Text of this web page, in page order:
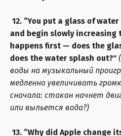
12. “You put a glass of
and begin slowly increasing
happens first — does the
does the water splash out?"
воды на музыкальный
медленно увеличивать
сначала: стакан начнет
или выльется вода?)
13. “Why did Apple change